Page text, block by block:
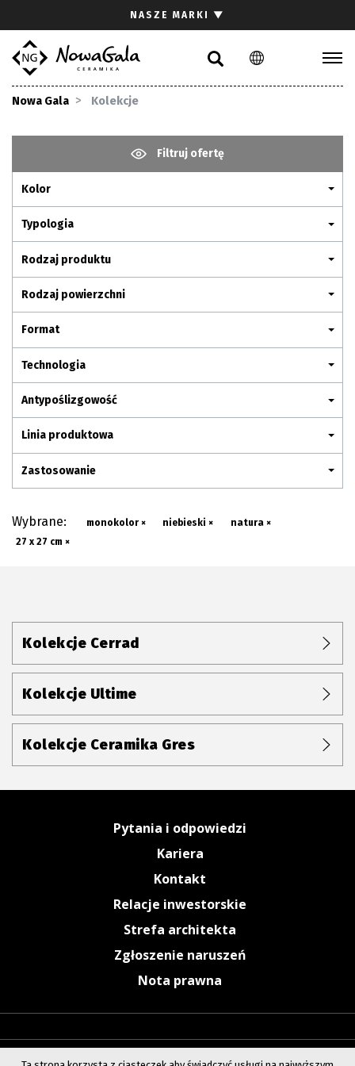
PL EN
NASZE MARKI ▼
Nowa Gala Kolekcje
Filtruj ofertę
Kolor
Typologia
Rodzaj produktu
Rodzaj powierzchni
Format
Technologia
Antypoślizgowość
Linia produktowa
Zastosowanie
Wybrane: monokolor × niebieski ×
natura ×
27 x 27 cm ×
Kolekcje Cerrad
Kolekcje Ultime
Kolekcje Ceramika Gres
Pytania i odpowiedzi
Kariera
Kontakt
Relacje inwestorskie
Strefa architekta
Zgłoszenie naruszeń
Nota prawna
Gdzie kupić
Pliki do pobrania
Pytania i odpowiedzi
Kariera
Kontakt
Komunikacja z akcjonariuszami